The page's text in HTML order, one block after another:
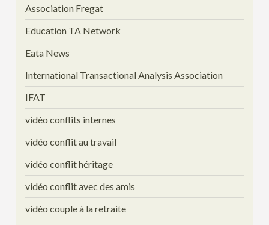
Association Fregat
Education TA Network
Eata News
International Transactional Analysis Association
IFAT
vidéo conflits internes
vidéo conflit au travail
vidéo conflit héritage
vidéo conflit avec des amis
vidéo couple à la retraite